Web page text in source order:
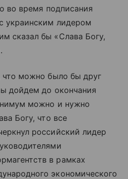
во время подписания
украинским лидером
сказал бы «Слава Богу,
что можно было бы друг
дойдем до окончания
можно и нужно
Богу, что все
российский лидер
в рамках
экономического